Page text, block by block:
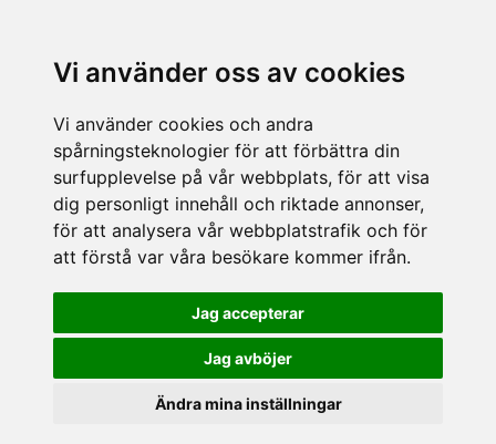
Vi använder oss av cookies
Vi använder cookies och andra
spårningsteknologier för att förbättra din
surfupplevelse på vår webbplats, för att visa
dig personligt innehåll och riktade annonser,
för att analysera vår webbplatstrafik och för
att förstå var våra besökare kommer ifrån.
Jag accepterar
Jag avböjer
Ändra mina inställningar